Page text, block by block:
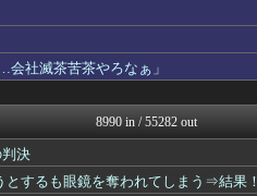
不思議.net - 5ch...
...
Zチャンネル＠VIP
まにゅそく 2chまとめニ...
ぶる速-VIP
ヒロイモノ中毒
...
【2ch】ニュー速クオリテ...
妹はVIPPER
社滅茶苦茶やろなぁ」
8990 in / 55282 out
決
とするも眼鏡を奪われてしまう⇒結果！